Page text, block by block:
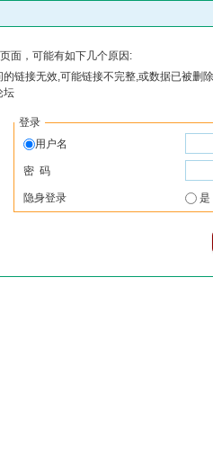
面，可能有如下几个原因:
链接无效,可能链接不完整,或数据已被删
坛
登录
用户名
密 码
隐身登录